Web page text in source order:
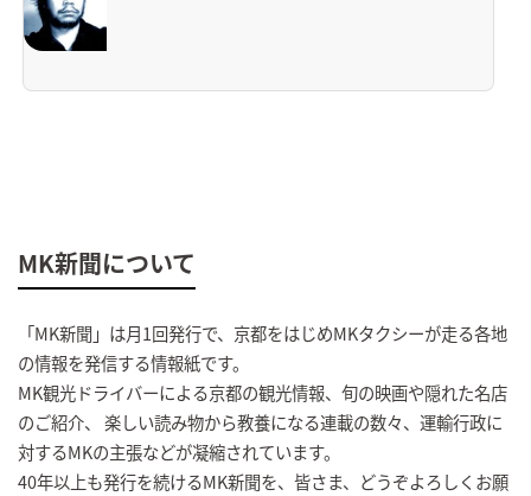
MK新聞について
「MK新聞」は月1回発行で、京都をはじめMKタクシーが走る各地
の情報を発信する情報紙です。
MK観光ドライバーによる京都の観光情報、旬の映画や隠れた名店
のご紹介、 楽しい読み物から教養になる連載の数々、運輸行政に
対するMKの主張などが凝縮されています。
40年以上も発行を続けるMK新聞を、皆さま、どうぞよろしくお願